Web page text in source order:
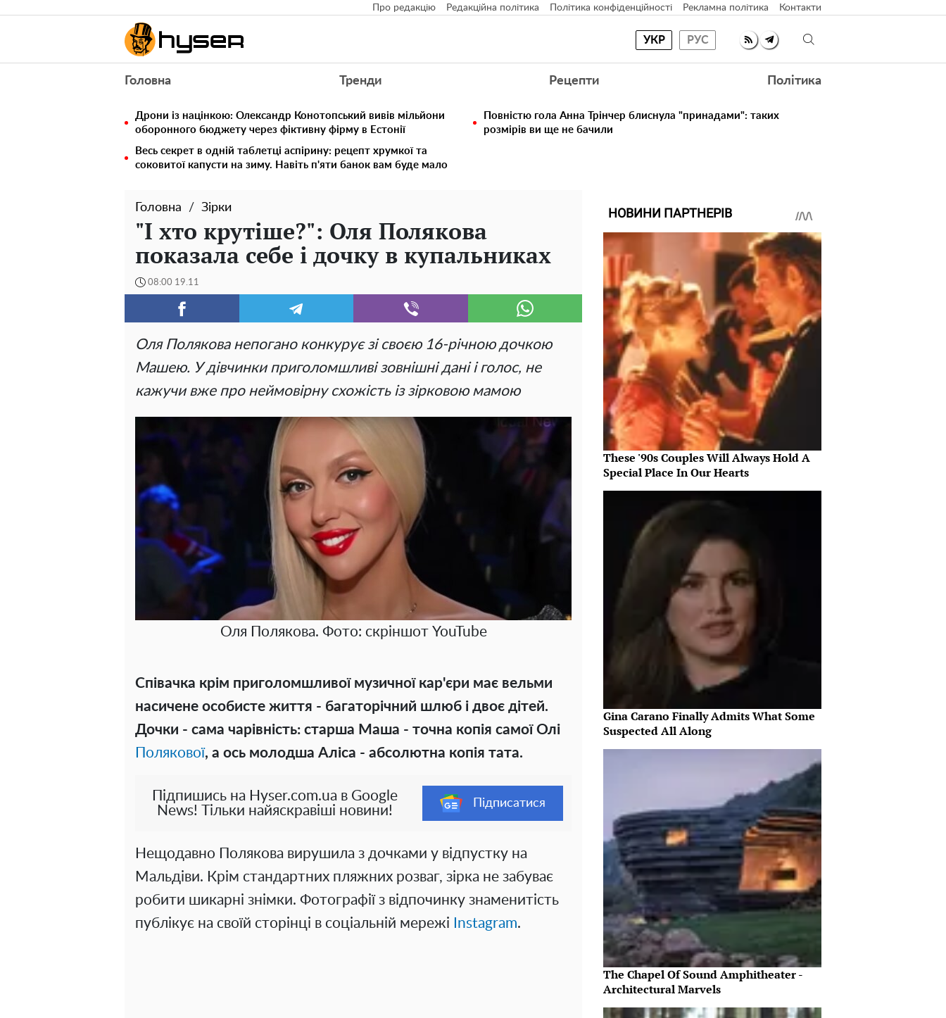
Про редакцію Редакційна політика Політика конфіденційності Рекламна політика Контакти
УКР РУС
Головна Тренди Рецепти Політика
Дрони із націнкою: Олександр Конотопський вивів мільйони
оборонного бюджету через фіктивну фірму в Естонії
Повністю гола Анна Трінчер блиснула "принадами": таких
розмірів ви ще не бачили
Весь секрет в одній таблетці аспірину: рецепт хрумкої та
соковитої капусти на зиму. Навіть п'яти банок вам буде мало
Головна Зірки
"І хто крутіше?": Оля Полякова
показала себе і дочку в купальниках
08:00 19.11
Оля Полякова непогано конкурує зі своєю 16-річною дочкою
Машею. У дівчинки приголомшливі зовнішні дані і голос, не
кажучи вже про неймовірну схожість із зірковою мамою
Оля Полякова. Фото: скріншот YouTube
Співачка крім приголомшливої музичної кар'єри має вельми
насичене особисте життя - багаторічний шлюб і двоє дітей.
Дочки - сама чарівність: старша Маша - точна копія самої Олі
Полякової, а ось молодша Аліса - абсолютна копія тата.
Підпишись на Hyser.com.ua в Google
News! Тільки найяскравіші новини!
Підписатися
Нещодавно Полякова вирушила з дочками у відпустку на
Мальдіви. Крім стандартних пляжних розваг, зірка не забуває
робити шикарні знімки. Фотографії з відпочинку знаменитість
публікує на своїй сторінці в соціальній мережі
Instagram.
НОВИНИ ПАРТНЕРІВ
These '90s Couples Will Always Hold A
Special Place In Our Hearts
Gina Carano Finally Admits What Some
Suspected All Along
The Chapel Of Sound Amphitheater -
Architectural Marvels